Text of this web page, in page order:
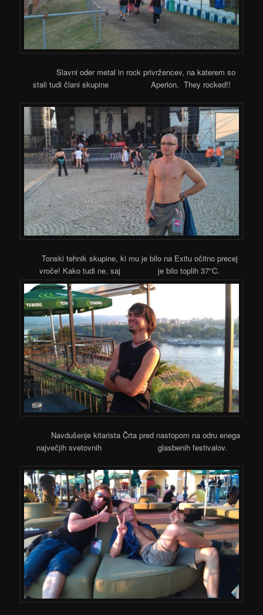
Slavni oder metal in rock privržencev, na katerem so
stali tudi člani skupine Aperion. They rocked!!
Tonski tehnik skupine, ki mu je bilo na Exitu očitno precej
vroče! Kako tudi ne, saj je bilo toplih 37°C.
Navdušenje kitarista Črta pred nastopom na odru enega
največjih svetovnih glasbenih festivalov.